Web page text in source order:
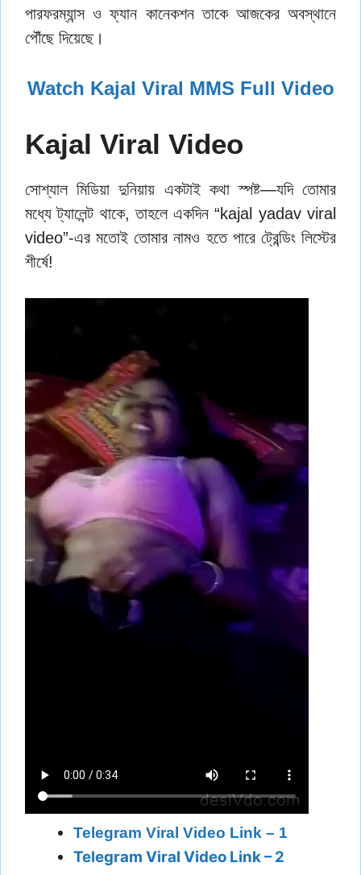
পারফরম্যান্স ও ফ্যান কানেকশন তাকে আজকের অবস্থানে
পৌঁছে দিয়েছে।
Watch Kajal Viral MMS Full Video
Kajal Viral Video
সোশ্যাল মিডিয়া দুনিয়ায় একটাই কথা স্পষ্ট—যদি তোমার
মধ্যে ট্যালেন্ট থাকে, তাহলে একদিন “kajal yadav viral
video”-এর মতোই তোমার নামও হতে পারে ট্রেন্ডিং লিস্টের
শীর্ষে!
Telegram Viral Video Link – 1
Telegram Viral Video Link – 2